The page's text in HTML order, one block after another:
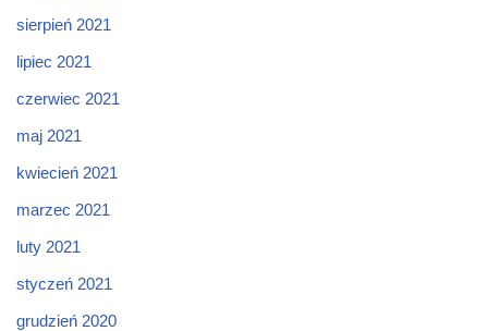
sierpień 2021
lipiec 2021
czerwiec 2021
maj 2021
kwiecień 2021
marzec 2021
luty 2021
styczeń 2021
grudzień 2020